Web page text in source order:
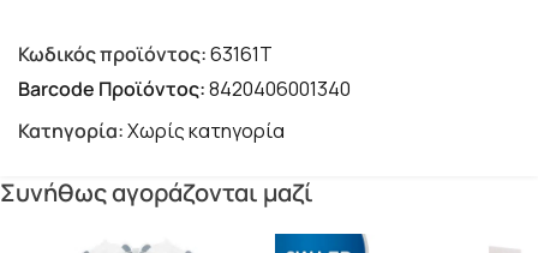
Barcode Προϊόντος:8420406001340
Κωδικός προϊόντος:63161T
Κατηγορία:Χωρίς κατηγορία
Συνήθως αγοράζονται μαζί